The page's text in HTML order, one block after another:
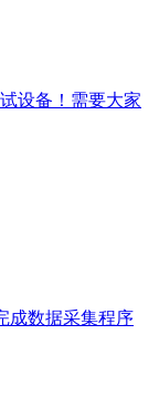
设备！需要大家
成数据采集程序